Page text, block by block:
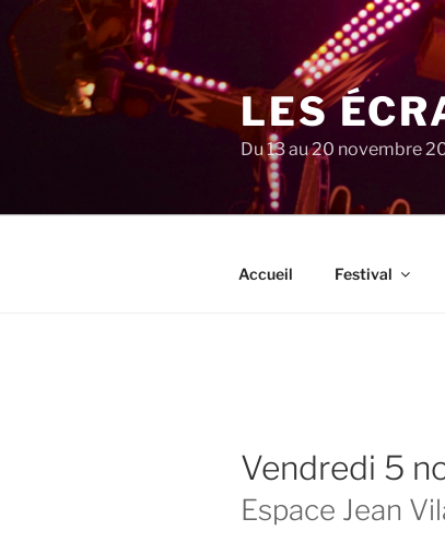
au
contenu
principal
LES
Du 13 au 20 novembre
Accueil Festival
vendredi 5
Espace Jean